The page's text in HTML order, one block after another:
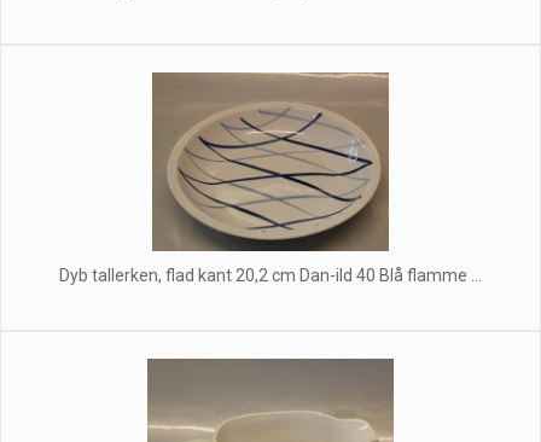
Dyb tallerken, flad kant 20,2 cm Dan-ild 40 Blå flamme ...